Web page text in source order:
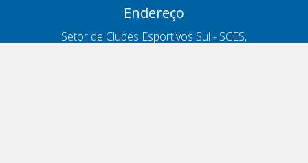
Endereço
Setor de Clubes Esportivos Sul - SCES,